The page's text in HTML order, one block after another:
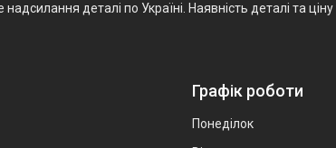
деталі по Україні. Наявність деталі та
Графік роботи
Понеділок